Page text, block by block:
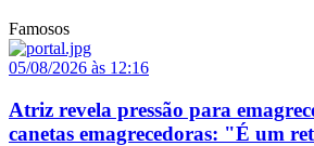
Famosos
05/08/2026 às 12:16
Atriz revela pressão para
canetas emagrecedoras: "É um